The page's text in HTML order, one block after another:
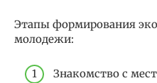
Этапы формирования
молодежи:
Знакомство с